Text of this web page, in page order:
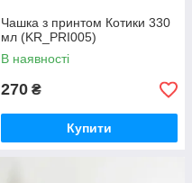
Чашка з принтом Котики 330
мл (KR_PRI005)
В наявності
270 ₴
Купити